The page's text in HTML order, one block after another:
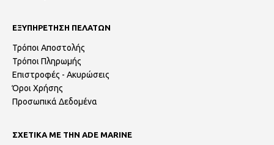
ΕΞΥΠΗΡΕΤΗΣΗ ΠΕΛΑΤΩΝ
Τρόποι Αποστολής
Τρόποι Πληρωμής
Επιστροφές - Ακυρώσεις
Όροι Χρήσης
Προσωπικά Δεδομένα
ΣΧΕΤΙΚΑ ΜΕ ΤΗΝ ADE MARINE